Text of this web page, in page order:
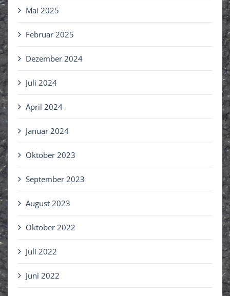
Mai 2025
Februar 2025
Dezember 2024
Juli 2024
April 2024
Januar 2024
Oktober 2023
September 2023
August 2023
Oktober 2022
Juli 2022
Juni 2022